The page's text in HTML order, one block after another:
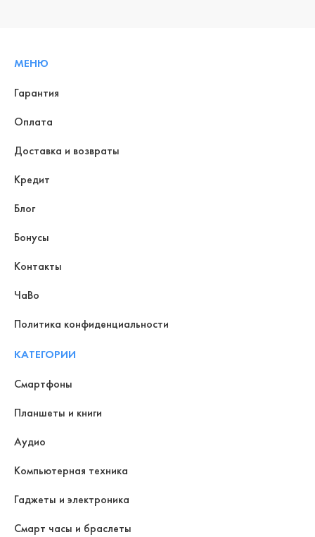
МЕНЮ
Гарантия
Оплата
Доставка и возвраты
Кредит
Блог
Бонусы
Контакты
ЧаВо
Политика конфиденциальности
КАТЕГОРИИ
Смартфоны
Планшеты и книги
Аудио
Компьютерная техника
Гаджеты и электроника
Смарт часы и браслеты